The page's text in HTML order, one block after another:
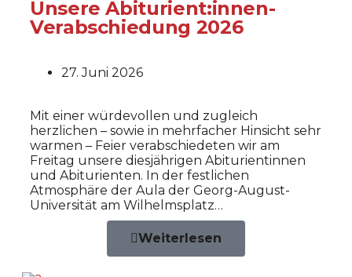
Unsere Abiturient:innen-
Verabschiedung 2026
27. Juni 2026
Mit einer würdevollen und zugleich
herzlichen – sowie in mehrfacher Hinsicht sehr
warmen – Feier verabschiedeten wir am
Freitag unsere diesjährigen Abiturientinnen
und Abiturienten. In der festlichen
Atmosphäre der Aula der Georg-August-
Universität am Wilhelmsplatz…
Weiterlesen